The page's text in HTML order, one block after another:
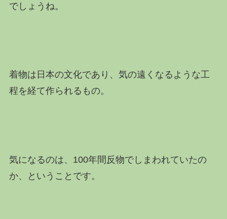
でしょうね。
着物は日本の文化であり、気の遠くなるような工
程を経て作られるもの。
気になるのは、100年間反物でしまわれていたの
か、ということです。